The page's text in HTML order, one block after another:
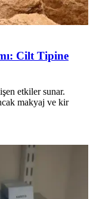
Cilt Tipine
etkiler sunar.
makyaj ve kir